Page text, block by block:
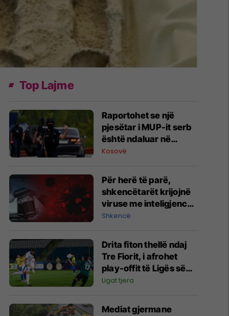
Top Lajme
Raportohet se një
pjesëtar i MUP-it serb
është ndaluar në
Jarinë
Kosovë
Për herë të parë,
shkencëtarët krijojnë
viruse me inteligjencë
artificiale
Shkencë
Drita fiton thellë ndaj
Tre Fiorit, i afrohet
play-offit të Ligës së
Konferencës
Ligat tjera
Mediat gjermane